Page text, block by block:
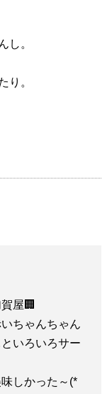
し。
り。
屋🏢
ちゃんちゃん
いろいろサー
しかった～(*